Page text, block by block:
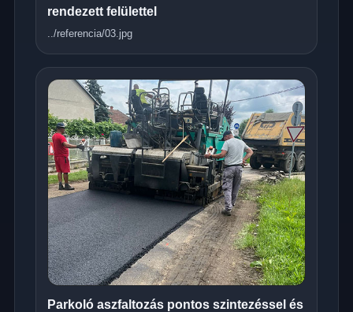
rendezett felülettel
../referencia/03.jpg
Parkoló aszfaltozás pontos szintezéssel és